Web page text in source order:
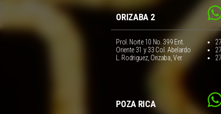
ORIZABA 2
Prol. Norte 10 No. 399 Ent.
Oriente 31 y 33 Col. Abelardo
L. Rodriguez, Orizaba, Ver.
POZA RICA